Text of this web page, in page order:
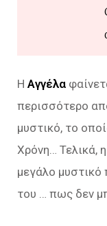
Η Αγγέλα
περισσότερο
μυστικό, το
Χρόνη… Τελικά,
μεγάλο μυστικό
του … πως δεν